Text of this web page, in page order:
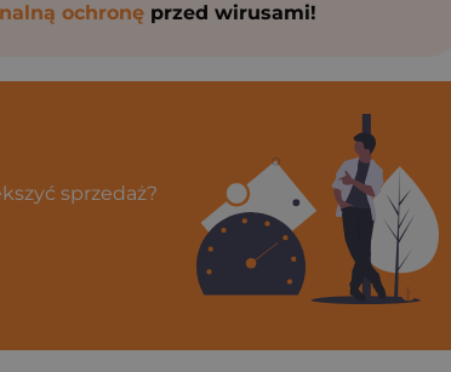
ochronę przed wirusami!
sprzedaż?